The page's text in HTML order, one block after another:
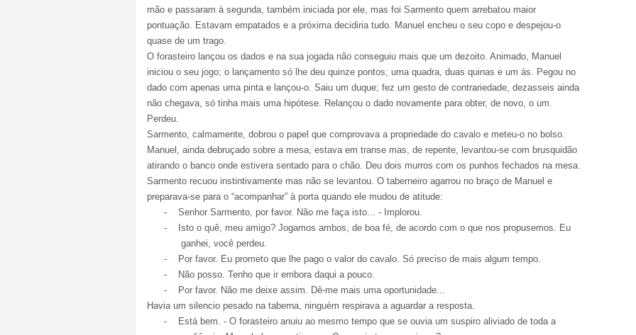
mão e passaram à segunda, também iniciada por ele, mas foi Sarmento quem arrebatou maior
pontuação. Estavam empatados e a próxima decidiria tudo. Manuel encheu o seu copo e despejou-o
quase de um trago.
O forasteiro lançou os dados e na sua jogada não conseguiu mais que um dezoito. Animado, Manuel
iniciou o seu jogo; o lançamento só lhe deu quinze pontos; uma quadra, duas quinas e um ás. Pegou no
dado com apenas uma pinta e lançou-o. Saiu um duque; fez um gesto de contrariedade, dezasseis ainda
não chegava, só tinha mais uma hipótese. Relançou o dado novamente para obter, de novo, o um.
Perdeu.
Sarmento, calmamente, dobrou o papel que comprovava a propriedade do cavalo e meteu-o no bolso.
Manuel, ainda debruçado sobre a mesa, estava em transe mas, de repente, levantou-se com brusquidão
atirando o banco onde estivera sentado para o chão. Deu dois murros com os punhos fechados na mesa.
Sarmento recuou instintivamente mas não se levantou. O taberneiro agarrou no braço de Manuel e
preparava-se para o “acompanhar” à porta quando ele mudou de atitude:
-
Senhor Sarmento, por favor. Não me faça isto... - Implorou.
-
Isto o quê, meu amigo? Jogamos ambos, de boa fé, de acordo com o que nos propusemos. Eu
ganhei, você perdeu.
-
Por favor. Eu prometo que lhe pago o valor do cavalo. Só preciso de mais algum tempo.
-
Não posso. Tenho que ir embora daqui a pouco.
-
Por favor. Não me deixe assim. Dê-me mais uma oportunidade...
Havia um silencio pesado na taberna, ninguém respirava a aguardar a resposta.
-
Está bem. - O forasteiro anuiu ao mesmo tempo que se ouvia um suspiro aliviado de toda a